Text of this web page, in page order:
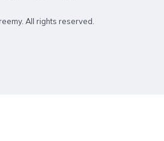
All rights reserved.